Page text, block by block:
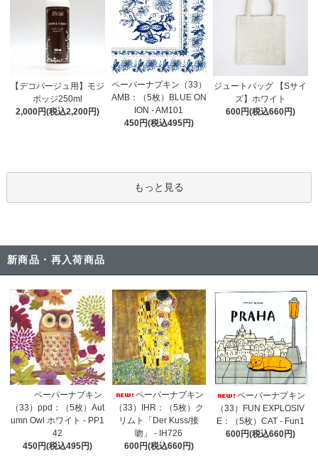
【デコパージュ用】モジ
ポッジ250ml
2,000円(税込2,200円)
ペーパーナプキン（33）
AMB：（5枚）BLUE ON
ION - AM101
450円(税込495円)
ジュートバッグ 【Sサイ
ズ】ホワイト
600円(税込660円)
もっと見る
新商品・再入荷商品
ペーパーナプキン
（33）ppd：（5枚）Aut
umn Owl ホワイト - PP1
42
450円(税込495円)
ペーパーナプキン
（33）IHR：（5枚）ク
リムト「Der Kuss/接
吻」 - IH726
600円(税込660円)
ペーパーナプキン
（33）FUN EXPLOSIV
E：（5枚）CAT - Fun1
600円(税込660円)